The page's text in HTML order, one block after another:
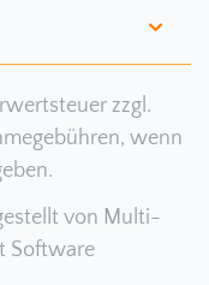
zzgl.
wenn
von Multi-
Software